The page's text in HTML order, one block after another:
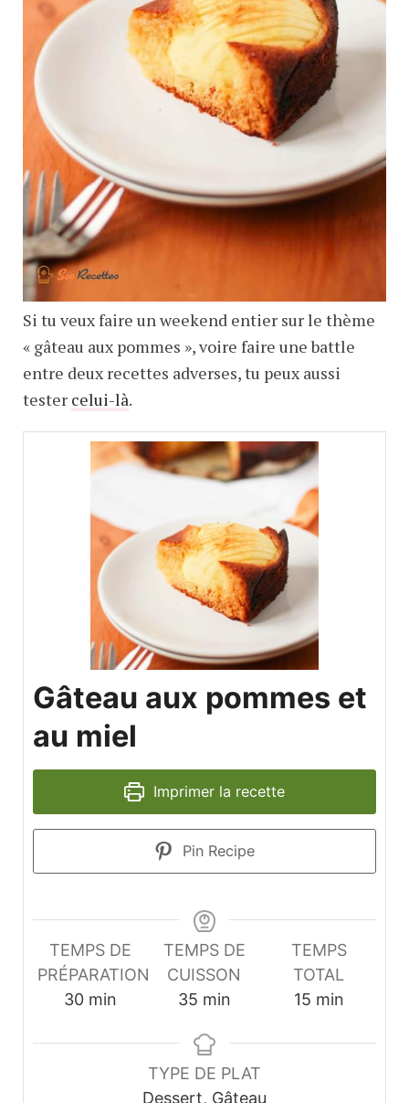
Si tu veux faire un weekend entier sur le thème
« gâteau aux pommes », voire faire une battle
entre deux recettes adverses, tu peux aussi
tester celui-là.
Gâteau aux pommes et
au miel
Imprimer la recette
Pin Recipe
TEMPS DE
PRÉPARATION
30minutes
min
TEMPS DE
CUISSON
35minutes
min
TEMPS
TOTAL
15minutes
min
TYPE DE PLAT
Dessert, Gâteau